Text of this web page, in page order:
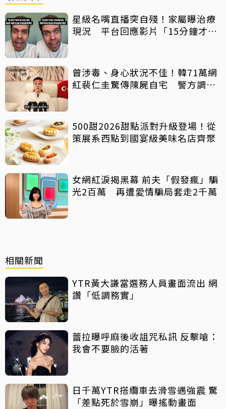
星級名嘴直播突自殘！家屬曝治療
現況 平台回應影片「15分鐘才下
曾涉毒、身心狀況不佳！韓71萬網
紅裴仁圭驚傳陳屍自宅 警方調查
500甜2026甜點派對升級登場！從
策展系西點到國宴級美味名店齊聚
女網紅淚揭黑幕 前夫「假發瘋」騙
光2百萬 再遭愛情騙局套走2千萬
相關新聞
YTR黃大謙當選務人員畫面流出 網
讚「低調務實」
蕾拉曝呼麻後收詛咒私訊 反擊嗆：
我會不要臉的活著
日千萬YTR搭纜車去滑雪遇強震 驚
「差點死於雪崩」曝搖動畫面